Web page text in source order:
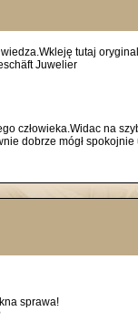
tutaj
Juwelier
człowieka.Widac na
dobrze mógł
sprawa!